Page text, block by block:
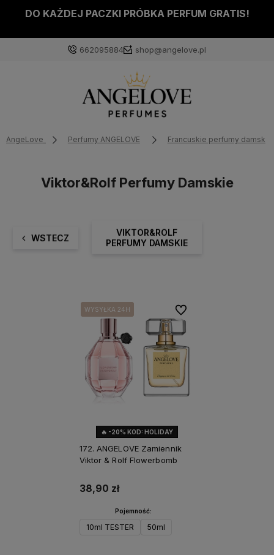
DO KAŻDEJ PACZKI PRÓBKA PERFUM GRATIS!
662095884 shop@angelove.pl
AngeLove Perfumy ANGELOVE Francuskie perfumy damskie
Viktor&Rolf Perfumy Damskie
WSTECZ
VIKTOR&ROLF
PERFUMY DAMSKIE
🔥 -20% KOD: HOLIDAY
WYSYŁKA 24H
WYSYŁKA 24H
172. ANGELOVE Zamiennik
Viktor & Rolf Flowerbomb
38,90 zł
Pojemność:
10ml TESTER 50ml
Do ulubionych